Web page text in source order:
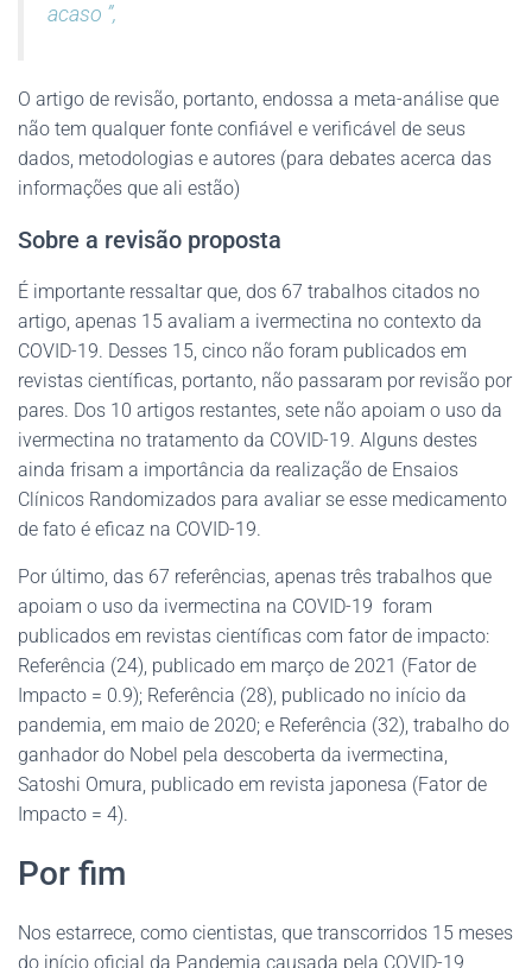
acaso ”,
O artigo de revisão, portanto, endossa a meta-análise que
não tem qualquer fonte confiável e verificável de seus
dados, metodologias e autores (para debates acerca das
informações que ali estão)
Sobre a revisão proposta
É importante ressaltar que, dos 67 trabalhos citados no
artigo, apenas 15 avaliam a ivermectina no contexto da
COVID-19. Desses 15, cinco não foram publicados em
revistas científicas, portanto, não passaram por revisão por
pares. Dos 10 artigos restantes, sete não apoiam o uso da
ivermectina no tratamento da COVID-19. Alguns destes
ainda frisam a importância da realização de Ensaios
Clínicos Randomizados para avaliar se esse medicamento
de fato é eficaz na COVID-19.
Por último, das 67 referências, apenas três trabalhos que
apoiam o uso da ivermectina na COVID-19 foram
publicados em revistas científicas com fator de impacto:
Referência (24), publicado em março de 2021 (Fator de
Impacto = 0.9); Referência (28), publicado no início da
pandemia, em maio de 2020; e Referência (32), trabalho do
ganhador do Nobel pela descoberta da ivermectina,
Satoshi Omura, publicado em revista japonesa (Fator de
Impacto = 4).
Por fim
Nos estarrece, como cientistas, que transcorridos 15 meses
do início oficial da Pandemia causada pela COVID-19,